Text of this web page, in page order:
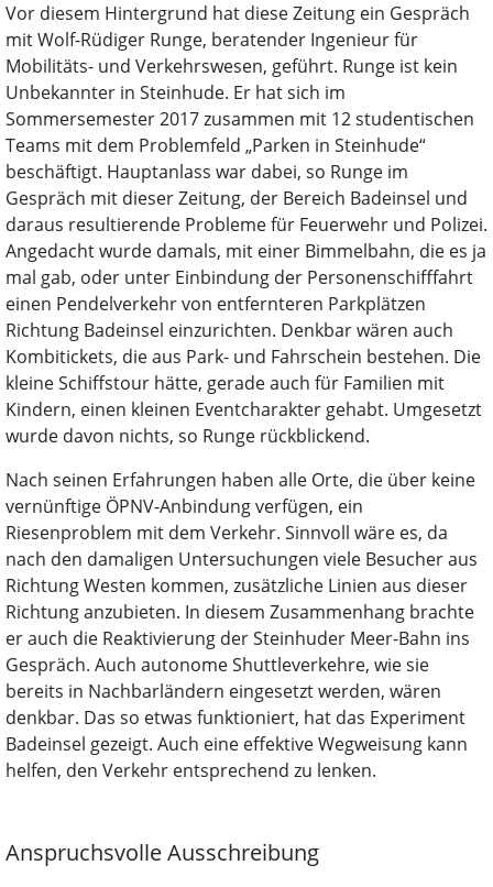
Vor diesem Hintergrund hat diese Zeitung ein Gespräch
mit Wolf-Rüdiger Runge, beratender Ingenieur für
Mobilitäts- und Verkehrswesen, geführt. Runge ist kein
Unbekannter in Steinhude. Er hat sich im
Sommersemester 2017 zusammen mit 12 studentischen
Teams mit dem Problemfeld „Parken in Steinhude“
beschäftigt. Hauptanlass war dabei, so Runge im
Gespräch mit dieser Zeitung, der Bereich Badeinsel und
daraus resultierende Probleme für Feuerwehr und Polizei.
Angedacht wurde damals, mit einer Bimmelbahn, die es ja
mal gab, oder unter Einbindung der Personenschifffahrt
einen Pendelverkehr von entfernteren Parkplätzen
Richtung Badeinsel einzurichten. Denkbar wären auch
Kombitickets, die aus Park- und Fahrschein bestehen. Die
kleine Schiffstour hätte, gerade auch für Familien mit
Kindern, einen kleinen Eventcharakter gehabt. Umgesetzt
wurde davon nichts, so Runge rückblickend.
Nach seinen Erfahrungen haben alle Orte, die über keine
vernünftige ÖPNV-Anbindung verfügen, ein
Riesenproblem mit dem Verkehr. Sinnvoll wäre es, da
nach den damaligen Untersuchungen viele Besucher aus
Richtung Westen kommen, zusätzliche Linien aus dieser
Richtung anzubieten. In diesem Zusammenhang brachte
er auch die Reaktivierung der Steinhuder Meer-Bahn ins
Gespräch. Auch autonome Shuttleverkehre, wie sie
bereits in Nachbarländern eingesetzt werden, wären
denkbar. Das so etwas funktioniert, hat das Experiment
Badeinsel gezeigt. Auch eine effektive Wegweisung kann
helfen, den Verkehr entsprechend zu lenken.
Anspruchsvolle Ausschreibung